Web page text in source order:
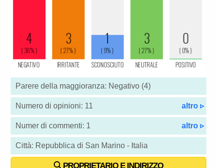
Parere della maggioranza: Negativo (4)
Numero di opinioni: 11 altro ▹
Numer di commenti: 1 altro ▹
Città: Repubblica di San Marino - Italia
PROPRIETARIO E INDIRIZZO